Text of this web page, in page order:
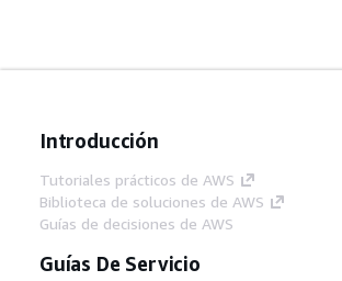
Introducción
Tutoriales prácticos de AWS
Biblioteca de soluciones de AWS
Guías de decisiones de AWS
Guías De Servicio